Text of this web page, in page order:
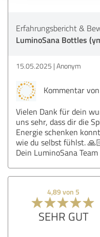
Erfahrungsbericht &
LuminoSana Bottles
15.05.2025 Anonym
Kommentar
Vielen Dank für dein
uns sehr, dass dir die
Energie schenken
wie du selbst fühlst.
Dein LuminoSana Team
4,89 von 5
SEHR GUT